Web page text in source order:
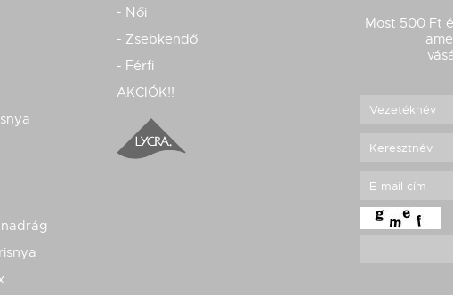
- Női
- Zsebkendő
- Férfi
AKCIÓK!!
Most 500 Ft